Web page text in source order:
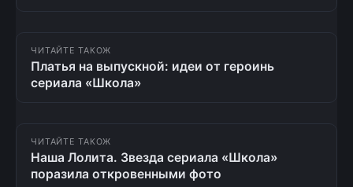
ЧИТАЙТЕ ТАКОЖ
Платья на выпускной: идеи от героинь
сериала «Школа»
ЧИТАЙТЕ ТАКОЖ
Наша Лолита. Звезда сериала «Школа»
поразила откровенными фото